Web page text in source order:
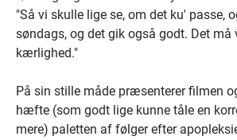
"Så vi skulle lige se, om det ku' passe,
søndags, og det gik også godt. Det
kærlighed."
På sin stille måde præsenterer filmen
hæfte (som godt lige kunne tåle en
mere) paletten af følger efter